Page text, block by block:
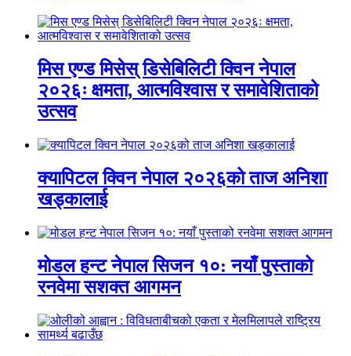
मिस एण्ड मिसेस् डिसेबिलिटी क्विन नेपाल
२०२६ः क्षमता, आत्मविश्वास र समावेशिताको
उत्सव
क्यापिटल क्विन नेपाल २०२६को ताज अनिशा
खड्कालाई
मोडल हन्ट नेपाल सिजन १०: नयाँ पुस्ताको
रनवेमा सशक्त आगमन